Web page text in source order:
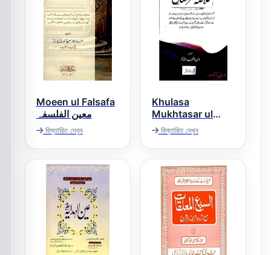
Moeen ul Falsafa
معین الفلسفہ
বিস্তারিত দেখুন
Khulasa
Mukhtasar ul
Maani خلاصہ
مختصر المعانی
বিস্তারিত দেখুন